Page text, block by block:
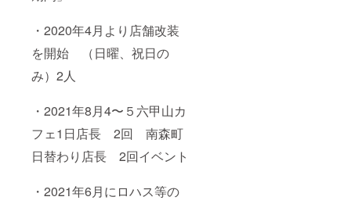
・2020年4月より店舗改装
を開始 （日曜、祝日の
み）2人
・2021年8月4〜５六甲山カ
フェ1日店長 2回 南森町
日替わり店長 2回イベント
・2021年6月にロハス等の